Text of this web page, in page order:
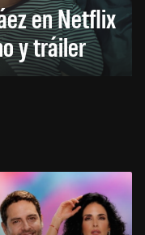
en Netflix
y tráiler